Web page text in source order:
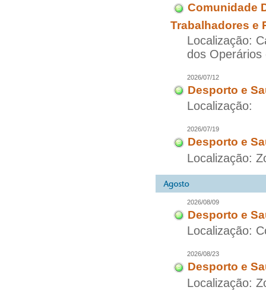
Comunidade
Trabalhadores e
Localização:
dos
2026/07/12
Desporto e
Localização:
2026/07/19
Desporto e
Localização:
2026/08/09
Desporto e
Localização:
2026/08/23
Desporto e
Localização: